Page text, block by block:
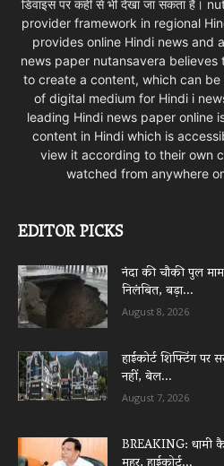
डिवाइस पर कहीं से भी देखा जा सकता
provider framework in regional
provides online Hindi news and
news paper nutansavera
to create a content, which can
of digital medium for Hindi i
leading Hindi news paper online
content in Hindi which is
view it according to their own
watched from anywhere
EDITOR PICKS
नंदा की चौकी पुल
निलंबित, बड़ा...
August 8, 2026
हाईकोर्ट शिफ्टिंग पर
नहीं, बेल...
August 7, 2026
BREAKING: धामी